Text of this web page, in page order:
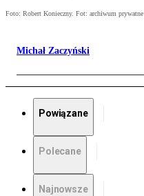
Foto: Robert Konieczny. Fot: archiwum prywatne
Michał Zaczyński
Powiązane
Polecane
Najnowsze